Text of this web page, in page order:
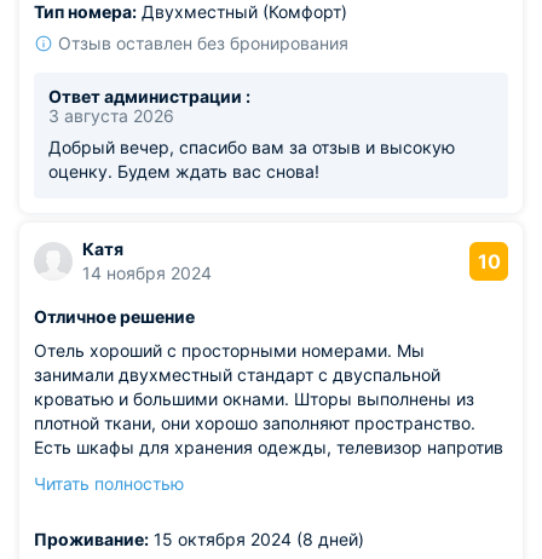
Тип номера: Двухместный (Комфорт)
Отзыв оставлен без бронирования
Ответ администрации :
3 августа 2026
Добрый вечер, спасибо вам за отзыв и высокую
оценку. Будем ждать вас снова!
Катя
14 ноября 2024
10
Отличное решение
Отель хороший с просторными номерами. Мы
занимали двухместный стандарт с двуспальной
кроватью и большими окнами. Шторы выполнены из
плотной ткани, они хорошо заполняют пространство.
Есть шкафы для хранения одежды, телевизор напротив
подсветкой. Хорошо оборудована душевая кабина. Что
Читать полностью
Проживание: 15 октября 2024 (8 дней)